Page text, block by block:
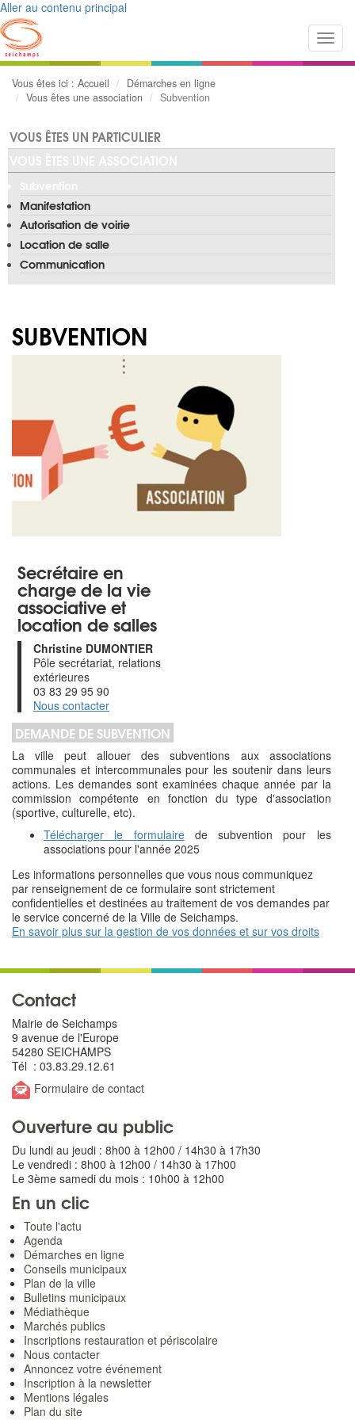
Aller au contenu principal
Vous êtes ici : Accueil
Démarches en ligne
Vous êtes une association
Subvention
VOUS ÊTES UN PARTICULIER
Manifestation
Autorisation de voirie
Location de salle
Communication
SUBVENTION
Secrétaire en
charge de la vie
associative et
location de salles
Christine DUMONTIER
Pôle secrétariat, relations
extérieures
03 83 29 95 90
Nous contacter
DEMANDE DE SUBVENTION
La ville peut allouer des subventions aux associations
communales et intercommunales pour les soutenir dans leurs
actions. Les demandes sont examinées chaque année par la
commission compétente en fonction du type d'association
(sportive, culturelle, etc).
Télécharger le formulairede subvention pour les
associations pour l'année 2025
Les informations personnelles que vous nous communiquez
par renseignement de ce formulaire sont strictement
confidentielles et destinées au traitement de vos demandes par
le service concerné de la Ville de Seichamps.
En savoir plus sur la gestion de vos données et sur vos droits
Contact
Mairie de Seichamps
9 avenue de l'Europe
54280 SEICHAMPS
Tél : 03.83.29.12.61
Formulaire de contact
Ouverture au public
Du lundi au jeudi : 8h00 à 12h00 / 14h30 à 17h30
Le vendredi : 8h00 à 12h00 / 14h30 à 17h00
Le 3ème samedi du mois : 10h00 à 12h00
En un clic
Toute l'actu
Agenda
Démarches en ligne
Conseils municipaux
Plan de la ville
Bulletins municipaux
Médiathèque
Marchés publics
Inscriptions restauration et périscolaire
Nous contacter
Annoncez votre événement
Inscription à la newsletter
Mentions légales
Plan du site